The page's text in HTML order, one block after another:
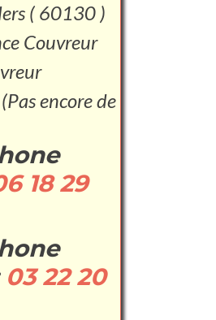
( 60130 )
Couvreur
(Pas encore de
18 29
03 22 20